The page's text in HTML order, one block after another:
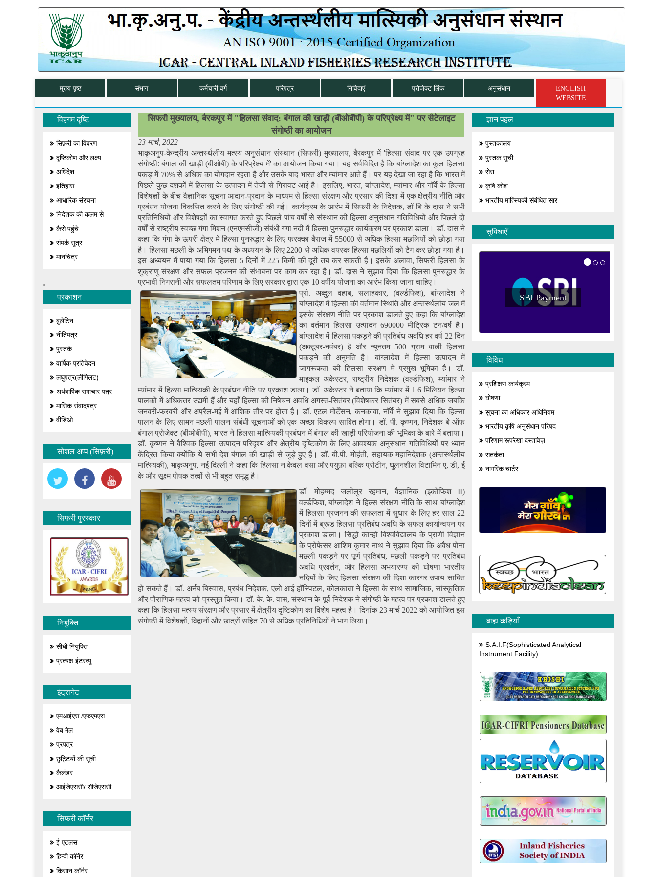
मुख्य पृष्ठ संभाग कर्मचारी वर्ग परिपत्र निविदाएं प्रोजेक्ट लिंक अनुसंधान
ENGLISH
WEBSITE
विहंगम दृष्टि
सिफ़री का विवरण
दृष्टिकोण और लक्ष्य
अधिदेश
इतिहास
आधारिक संरचना
निदेशक की कलम से
कैसे पहुंचे
संपर्क सूत्र
मानचित्र
<
प्रकाशन
बुलेटिन
नीतिपत्र
पुस्तकें
वार्षिक प्रतिवेदन
लघुपत्र(लीफ्लिट)
अर्धवार्षिक समाचार पत्र
मासिक संवादपत्र
वीडिओ
सोशल अप्प (सिफ़री)
सिफ़री पुरस्कार
नियुक्ति
सीधी नियुक्ति
प्रत्यक्ष इंटरव्यू
इंट्रानेट
एमआईएस /एफएमएस
वेब मेल
प्रपत्र
छुट्टियों की सूची
कैलंडर
आईजेएससी/ सीजेएससी
सिफ़री कॉर्नर
ई एटलस
हिन्दी कॉर्नर
किसान कॉर्नर
सिफरी मुख्यालय, बैरकपुर में "हिलसा संवाद: बंगाल की खाड़ी (बीओबीपी) के परिप्रेक्ष्य में" पर सैटेलाइट
संगोष्ठी का आयोजन
23 मार्च, 2022
भाकृअनुप-केन्द्रीय अन्तर्स्थलीय मत्स्य अनुसंधान संस्थान (सिफरी) मुख्यालय, बैरकपुर में 'हिल्सा संवाद पर एक उपग्रह
संगोष्ठी: बंगाल की खाड़ी (बीओबी) के परिप्रेक्ष्य में' का आयोजन किया गया। यह सर्वविदित है कि बांग्लादेश का कुल हिलसा
पकड़ में 70% से अधिक का योगदान रहता है और उसके बाद भारत और म्यांमार आते हैं। पर यह देखा जा रहा है कि भारत में
पिछले कुछ दशकों में हिलसा के उत्पादन में तेजी से गिरावट आई है। इसलिए, भारत, बांग्लादेश, म्यांमार और नॉर्वे के हिल्सा
विशेषज्ञों के बीच वैज्ञानिक सूचना आदान-प्रदान के माध्यम से हिल्सा संरक्षण और प्रसार की दिशा में एक क्षेत्रीय नीति और
प्रबंधन योजना विकसित करने के लिए संगोष्ठी की गई। कार्यक्रम के आरंभ में सिफरी के निदेशक, डॉ बि के दास ने सभी
प्रतिनिधियों और विशेषज्ञों का स्वागत करते हुए पिछले पांच वर्षों से संस्थान की हिल्सा अनुसंधान गतिविधियों और पिछले दो
वर्षों से राष्ट्रीय स्वच्छ गंगा मिशन (एनएमसीजी) संबंधी गंगा नदी में हिल्सा पुनरुद्धार कार्यक्रम पर प्रकाश डाला। डॉ. दास ने
कहा कि गंगा के ऊपरी क्षेत्र में हिल्सा पुनरुद्धार के लिए फरक्का बैराज में 55000 से अधिक हिल्सा मछलियों को छोड़ा गया
है। हिलसा मछली के अभिगमन पथ के अध्ययन के लिए 2200 से अधिक वयस्क हिल्सा मछलियों को टैग कर छोड़ा गया है।
इस अध्ययन में पाया गया कि हिलसा 5 दिनों में 225 किमी की दूरी तय कर सकती है। इसके अलावा, सिफरी हिलसा के
शुक्राणु संरक्षण और सफल प्रजनन की संभावना पर काम कर रहा है। डॉ. दास ने सुझाव दिया कि हिलसा पुनरुद्धार के
प्रभावी निगरानी और सफलतम परिणाम के लिए सरकार द्वारा एक 10 वर्षीय योजना का आरंभ किया जाना चाहिए।
प्रो. अब्दुल वहाब, सलाहकार, (वर्ल्डफिश), बांग्लादेश ने
बांग्लादेश में हिल्सा की वर्तमान स्थिति और अन्तर्स्थलीय जल में
इसके संरक्षण नीति पर प्रकाश डालते हुए कहा कि बांग्लादेश
का वर्तमान हिलसा उत्पादन 690000 मीट्रिक टन/वर्ष है।
बांग्लादेश में हिलसा पकड़ने की प्रतिबंध अवधि हर वर्ष 22 दिन
(अक्टूबर-नवंबर) है और न्यूनतम 500 ग्राम वाली हिलसा
पकड़ने की अनुमति है। बांग्लादेश में हिल्सा उत्पादन में
जागरूकता की हिलसा संरक्षण में प्रमुख भूमिका है। डॉ.
माइकल अकेस्टर, राष्ट्रीय निदेशक (वर्ल्डफिश), म्यांमार ने
म्यांमार में हिल्सा मात्स्यिकी के प्रबंधन नीति पर प्रकाश डाला। डॉ. अकेस्टर ने बताया कि म्यांमार में 1.6 मिलियन हिल्सा
पालकों में अधिकतर उद्यमी हैं और यहाँ हिल्सा की निषेचन अवधि अगस्त-सितंबर (विशेषकर सितंबर) में सबसे अधिक जबकि
जनवरी-फरवरी और अप्रैल-मई में आंशिक तौर पर होता है। डॉ. एटल मोर्टेंसन, कनकावा, नॉर्वे ने सुझाव दिया कि हिल्सा
पालन के लिए सामन मछली पालन संबंधी सूचनाओं को एक अच्छा विकल्प साबित होगा। डॉ. पी. कृष्णन, निदेशक बे ऑफ
बंगाल प्रोजेक्ट (बीओबीपी), भारत ने हिलसा मात्स्यिकी प्रबंधन में बंगाल की खाड़ी परियोजना की भूमिका के बारे में बताया।
डॉ. कृष्णन ने वैश्विक हिल्सा उत्पादन परिदृश्य और क्षेत्रीय दृष्टिकोण के लिए आवश्यक अनुसंधान गतिविधियों पर ध्यान
केंद्रित किया क्योंकि ये सभी देश बंगाल की खाड़ी से जुड़े हुए हैं। डॉ. बी.पी. मोहंती, सहायक महानिदेशक (अन्तर्स्थलीय
मात्स्यिकी), भाकृअनुप, नई दिल्ली ने कहा कि हिलसा न केवल वसा और पयुफ़ा बल्कि प्रोटीन, घुलनशील विटामिन ए, डी, ई
के और सूक्ष्म पोषक तत्वों से भी बहुत समृद्ध है।
डॉ. मोहम्मद जलीलुर रहमान, वैज्ञानिक (इकोफिश II)
वर्ल्डफिश, बांग्लादेश ने हिल्स संरक्षण नीति के साथ बांग्लादेश
में हिलसा प्रजनन की सफलता में सुधार के लिए हर साल 22
दिनों में ब्रूड हिलसा प्रतिबंध अवधि के सफल कार्यान्वयन पर
प्रकाश डाला। सिद्धो कान्हो विश्वविद्यालय के प्राणी विज्ञान
के प्रोफेसर आशिम कुमार नाथ ने सुझाव दिया कि अवैध पोना
मछली पकड़ने पर पूर्ण प्रतिबंध, मछली पकड़ने पर प्रतिबंध
अवधि प्रवर्तन, और हिलसा अभयारण्य की घोषणा भारतीय
नदियों के लिए हिलसा संरक्षण की दिशा कारगर उपाय साबित
हो सकते हैं। डॉ. अर्नब बिस्वास, प्रबंध निदेशक, एलो आई हॉस्पिटल, कोलकाता ने हिल्सा के साथ सामाजिक, सांस्कृतिक
और पौराणिक महत्व को प्रस्तुत किया। डॉ. के. के. वास, संस्थान के पूर्व निदेशक ने संगोष्ठी के महत्व पर प्रकाश डालते हुए
कहा कि हिलसा मत्स्य संरक्षण और प्रसार में क्षेत्रीय दृष्टिकोण का विशेष महत्व है। दिनांक 23 मार्च 2022 को आयोजित इस
संगोष्ठी में विशेषज्ञों, विद्वानों और छात्रों सहित 70 से अधिक प्रतिनिधियों ने भाग लिया।
ज्ञान पहल
पुस्तकालय
पुस्तक सूची
सेरा
कृषि कोश
भारतीय मात्स्यिकी संबंधित सार
सुविधाएँ
SBI Payment
विविध
प्रशिक्षण कार्यक्रम
घोषणा
सूचना का अधिकार अधिनियम
भारतीय कृषि अनुसंधान परिषद
परिणाम रूपरेखा दस्तावेज़
सतर्कता
नागरिक चार्टर
बाह्य कड़ियाँ
S.A.I.F(Sophisticated Analytical
Instrument Facility)